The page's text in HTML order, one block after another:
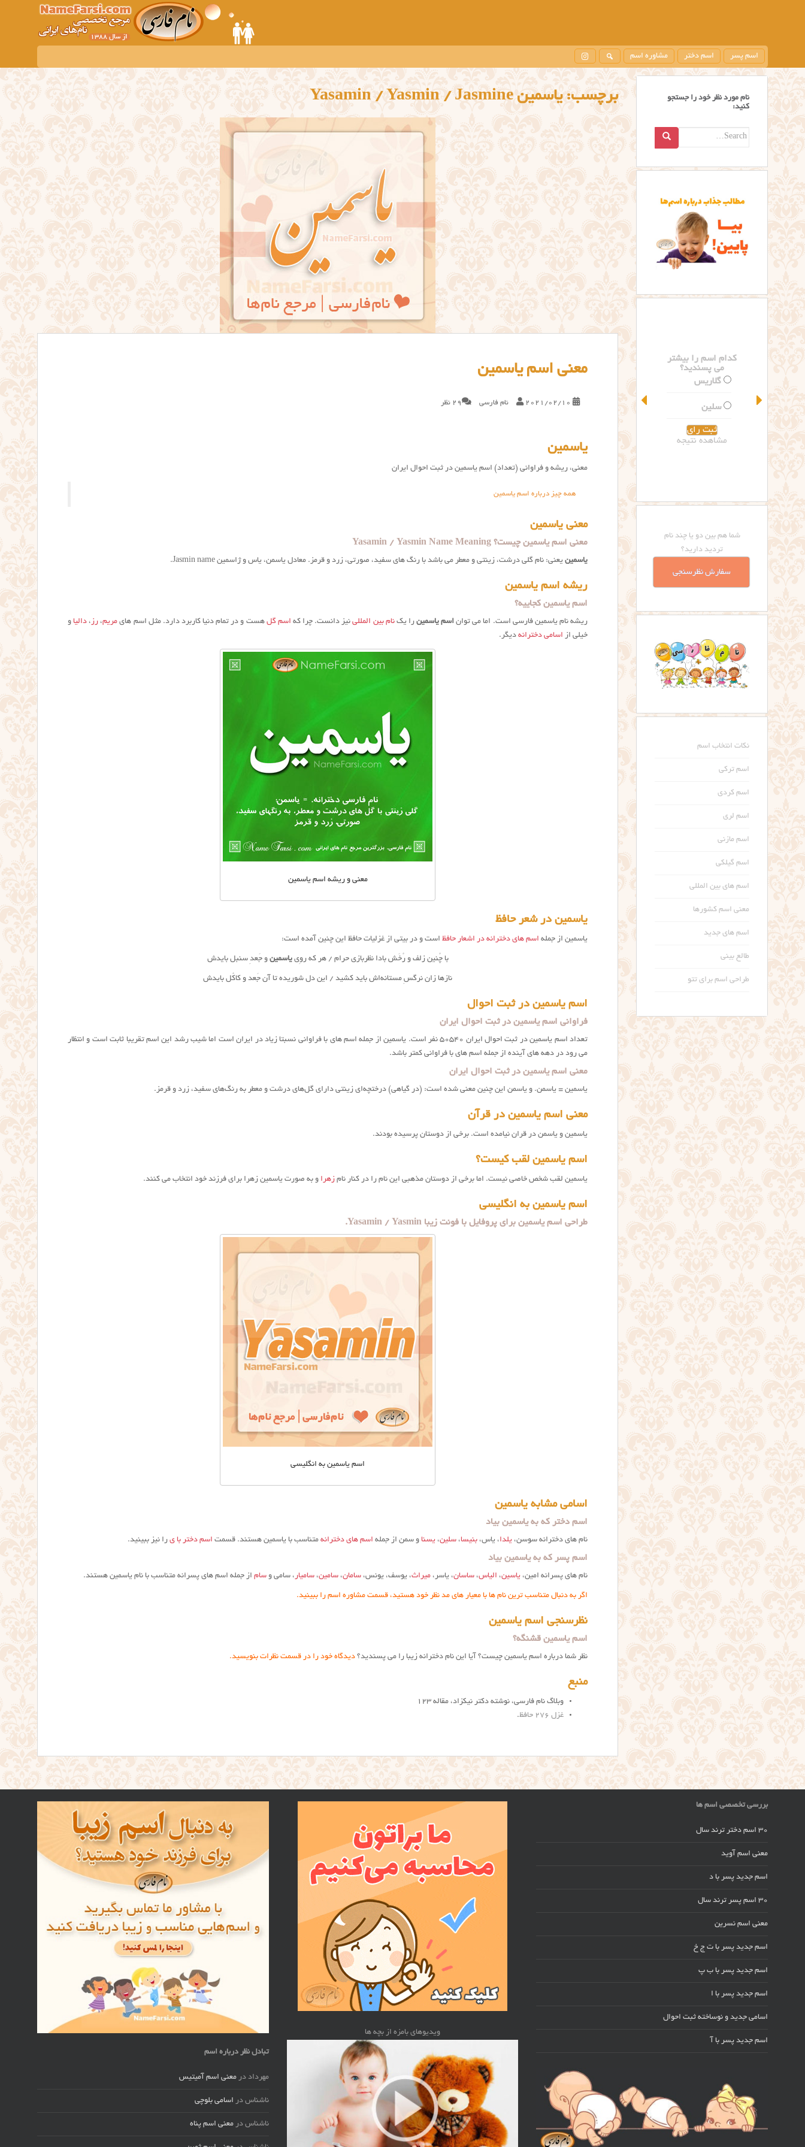
m
i
n
t
e
n
اسم پسر اسم دختر مشاوره اسم
برچسب:یاسمین Yasamin / Yasmin / Jasmine
معنی اسم یاسمین
2021/02/10 نام فارسی 29 نظر
یاسمین
معنی، ریشه و فراوانی (تعداد) اسم یاسمین در ثبت احوال ایران
همه چیز درباره اسم یاسمین
معنی یاسمین
معنی اسم یاسمین چیست؟ Yasamin / Yasmin Name Meaning
یاسمین یعنی: نام گلی درشت، زینتی و معطر می باشد با رنگ های سفید، صورتی، زرد و قرمز. معادل یاسمن، یاس و ژاسمین Jasmin name.
ریشه اسم یاسمین
اسم یاسمین کجاییه؟
ریشه نام یاسمین فارسی است. اما می توان اسم یاسمین را یکنام بین المللینیز دانست. چرا که اسم گل هست و در تمام دنیا کاربرد دارد. مثل اسم های مریم، رز، دالیاو
خیلی از اسامی دخترانه دیگر.
معنی و ریشه اسم یاسمین
یاسمین در شعر حافظ
یاسمین از جمله اسم های دخترانه در اشعار حافظ است و در بیتی از غزلیات حافظ این چنین آمده است:
با چُنین زلف و رُخَش بادا نظربازی حرام / هر که روِییاسمین و جَعدِ سنبل بایدش
نازها زان نرگسِ مستانه‌اش باید کشید / این دل شوریده تا آن جَعد و کاکُل بایدش
اسم یاسمین در ثبت احوال
فراوانی اسم یاسمین در ثبت احوال ایران
تعداد اسم یاسمین در ثبت احوال ایران ۵۰۵۴۰ نفر است. ياسمين از جمله اسم های با فراوانی نسبتا زیاد در ایران است اما شیب رشد این اسم تقریبا ثابت است و انتظار
می رود در دهه های آینده از جمله اسم های با فراوانی کمتر باشد.
معنی اسم یاسمین در ثبت احوال ایران
ياسمين = ياسمن. و یاسمن این چنین معنی شده است: (در گیاهی) درختچه‌ای زینتی دارای گل‌های درشت و معطر به رنگ‌های سفید، زرد و قرمز.
معنی اسم یاسمین در قرآن
یاسمین و یاسمن در قران نیامده است. برخی از دوستان پرسیده بودند.
اسم یاسمین لقب کیست؟
یاسمین لقب شخص خاصی نیست. اما برخی از دوستان مذهبی این نام را در کنار نام زهرا و به صورت یاسمین زهرا برای فرزند خود انتخاب می کنند.
اسم یاسمین به انگلیسی
طراحی اسم ياسمين برای پروفایل با فونت زیبا Yasamin / Yasmin.
اسم یاسمین به انگلیسی
اسامی مشابه یاسمین
اسم دختر که به یاسمین بیاد
نام های دخترانه سوسن، یلدا، یاس، بنیسا، سلین، یسنا و سمن از جمله اسم های دخترانه متناسب با یاسمین هستند. قسمت اسم دختر با ی را نیز ببینید.
اسم پسر که به یاسمین بیاد
نام های پسرانه امین، یاسین، الیاس، ساسان، یاسر، میراث، یوسف، یونس، سامان، سامین، سامیار، سامی و سام از جمله اسم های پسرانه متناسب با نام یاسمین هستند.
اگر به دنبال متناسب ترین نام ها با معیار های مد نظر خود هستید، قسمت مشاوره اسم را ببینید.
نظرسنجی اسم یاسمین
اسم یاسمین قشنگه؟
نظر شما درباره اسم ياسمين چیست؟ آیا این نام دخترانه زیبا را می پسندید؟ دیدگاه خود را در قسمت نظرات بنویسید.
منبع
وبلاگ نام فارسی، نوشته دکتر نیکزاد، مقاله ۱۲۳
غزل ۲۷۶ حافظ
.
نام مورد نظر خود را جستجو
کنید:
Search
کدام اسم را بیشتر
می پسندید؟
گلاریس
سلین
مشاهده نتیجه
شما هم بین دو یا چند نام
تردید دارید؟
سفارش نظرسنجی
نکات انتخاب اسم
اسم ترکی
اسم کردی
اسم لری
اسم مازنی
اسم گیلکی
اسم های بین المللی
معنی اسم کشورها
اسم های جدید
طالع بینی
طراحی اسم برای تتو
تبادل نظر درباره اسم
مهرداد درمعنی اسم آمیتیس
ناشناس در اسامی بلوچی
ناشناس درمعنی اسم پناه
ویدیوهای بامزه از بچه ها
بررسی تخصصی اسم ها
30 اسم دختر ترند سال
معنی اسم آوید
اسم جدید پسر با د
30 اسم پسر ترند سال
معنی اسم نسرین
اسم جدید پسر با ت ج خ
اسم جدید پسر با ب پ
اسم جدید پسر با ا
اسامی جدید و نوساخته ثبت احوال
اسم جدید پسر با آ